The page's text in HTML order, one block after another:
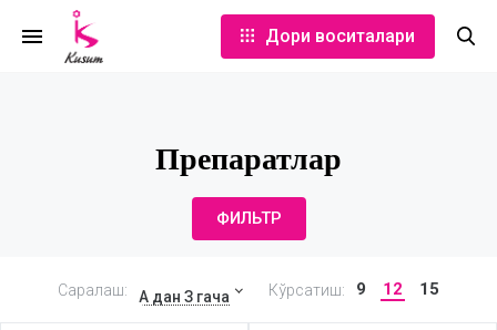
Дори воситалари
Препаратлар
ФИЛЬТР
Саралаш: А дан З гача Кўрсатиш: 9 12 15